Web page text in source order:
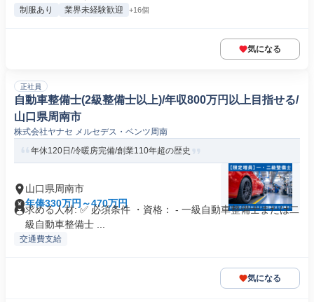
制服あり 業界未経験歓迎 +16個
気になる
正社員
自動車整備士(2級整備士以上)/年収800万円以上目指せる/
山口県周南市
株式会社ヤナセ メルセデス・ベンツ周南
年休120日/冷暖房完備/創業110年超の歴史
山口県周南市
年俸330万円～470万円
求める人材: ✅ 必須条件 ・資格： - 一級自動車整備士または二
級自動車整備士 ...
交通費支給
気になる